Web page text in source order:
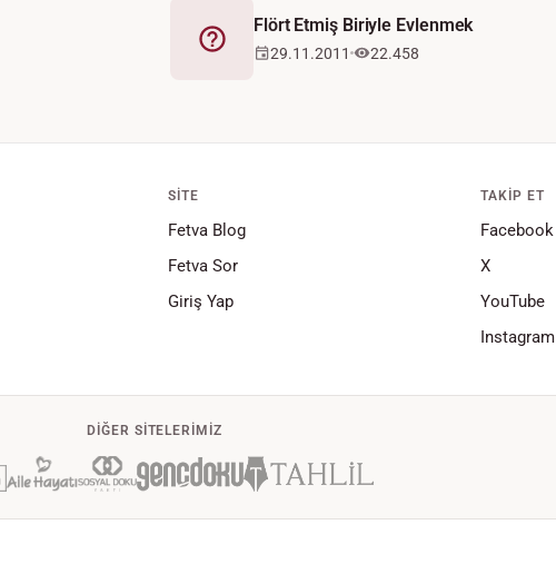
Fetva
Flört Etmiş Biriyle Evlenmek
29.11.2011 22.458
SITE
Fetva Blog
Fetva Sor
Giriş Yap
TAKIP ET
Facebook
X
YouTube
Instagram
DIĞER SITELERIMIZ